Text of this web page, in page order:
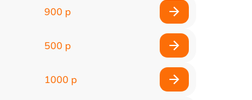
900 р
500 р
1000 р